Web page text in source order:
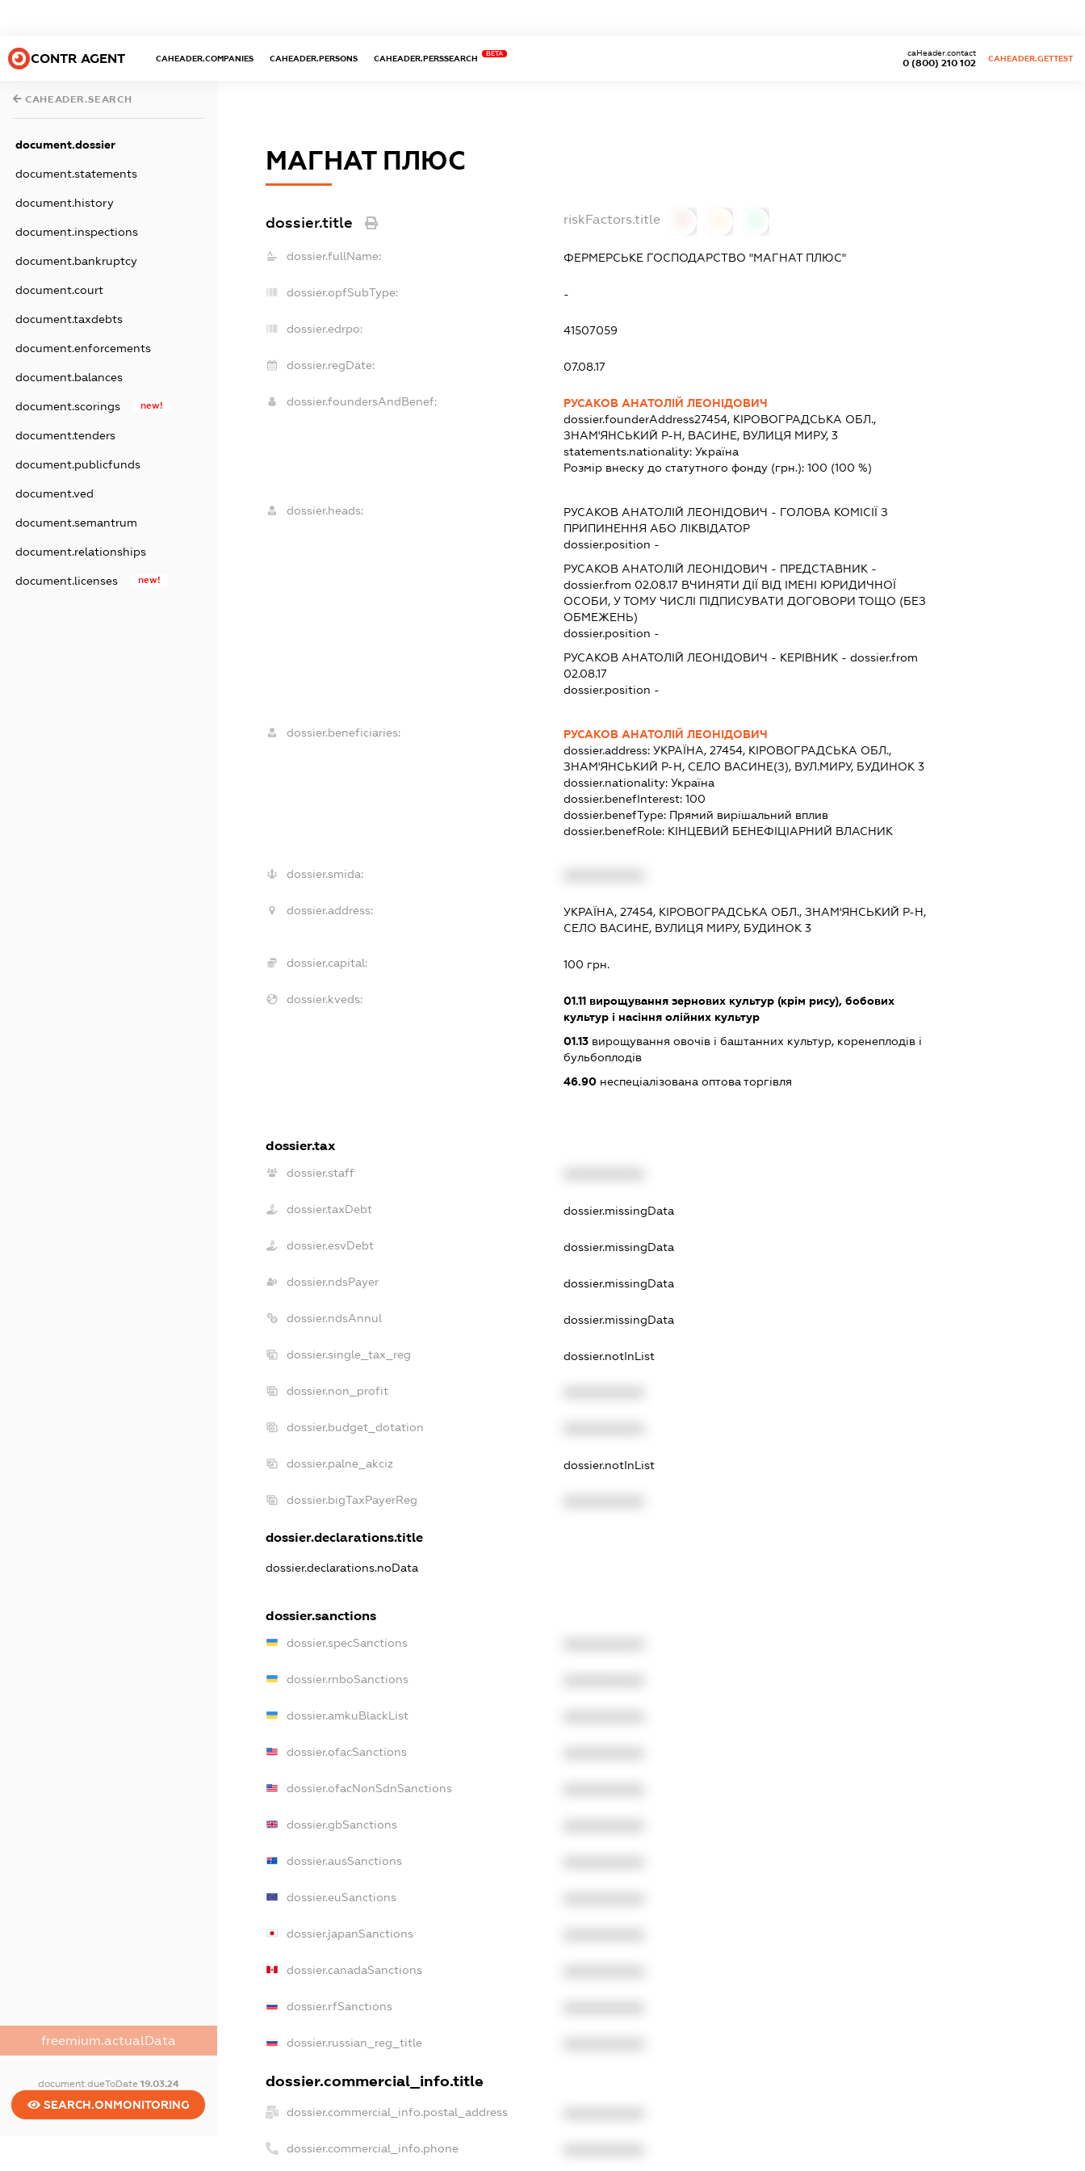
CONTR AGENT CAHEADER.COMPANIES CAHEADER.PERSONS CAHEADER.PERSSEARCH
BETA
0 (800) 210 102
caHeader.contact
CAHEADER.GETTEST
CAHEADER.SEARCH
document.dossier
document.statements
document.history
document.inspections
document.bankruptcy
document.court
document.taxdebts
document.enforcements
document.balances
document.scorings new!
document.tenders
document.publicfunds
document.ved
document.semantrum
document.relationships
document.licenses new!
freemium.actualData
document.dueToDate 19.03.24
SEARCH.ONMONITORING
МАГНАТ ПЛЮС
dossier.title riskFactors.title
dossier.fullName: ФЕРМЕРСЬКЕ ГОСПОДАРСТВО "МАГНАТ ПЛЮС"
dossier.opfSubType: -
dossier.edrpo: 41507059
dossier.regDate: 07.08.17
dossier.foundersAndBenef:
РУСАКОВ АНАТОЛІЙ ЛЕОНІДОВИЧ
dossier.founderAddress27454, КІРОВОГРАДСЬКА ОБЛ.,
ЗНАМ'ЯНСЬКИЙ Р-Н, ВАСИНЕ, ВУЛИЦЯ МИРУ, 3
statements.nationality:Україна
Розмір внеску до статутного фонду (грн.):100 (100 %)
dossier.heads: РУСАКОВ АНАТОЛІЙ ЛЕОНІДОВИЧ - ГОЛОВА КОМІСІЇ З
ПРИПИНЕННЯ АБО ЛІКВІДАТОР
dossier.position -
РУСАКОВ АНАТОЛІЙ ЛЕОНІДОВИЧ - ПРЕДСТАВНИК -
dossier.from 02.08.17 ВЧИНЯТИ ДІЇ ВІД ІМЕНІ ЮРИДИЧНОЇ
ОСОБИ, У ТОМУ ЧИСЛІ ПІДПИСУВАТИ ДОГОВОРИ ТОЩО (БЕЗ
ОБМЕЖЕНЬ)
dossier.position -
РУСАКОВ АНАТОЛІЙ ЛЕОНІДОВИЧ - КЕРІВНИК - dossier.from
02.08.17
dossier.position -
dossier.beneficiaries:
РУСАКОВ АНАТОЛІЙ ЛЕОНІДОВИЧ
dossier.address:УКРАЇНА, 27454, КІРОВОГРАДСЬКА ОБЛ.,
ЗНАМ'ЯНСЬКИЙ Р-Н, СЕЛО ВАСИНЕ(З), ВУЛ.МИРУ, БУДИНОК 3
dossier.nationality:Україна
dossier.benefInterest:100
dossier.benefType: Прямий вирішальний вплив
dossier.benefRole: КІНЦЕВИЙ БЕНЕФІЦІАРНИЙ ВЛАСНИК
dossier.smida:
dossier.address:
УКРАЇНА, 27454, КІРОВОГРАДСЬКА ОБЛ., ЗНАМ'ЯНСЬКИЙ Р-Н,
СЕЛО ВАСИНЕ, ВУЛИЦЯ МИРУ, БУДИНОК 3
dossier.capital: 100 грн.
dossier.kveds: 01.11 вирощування зернових культур (крім рису), бобових
культур і насіння олійних культур
01.13 вирощування овочів і баштанних культур, коренеплодів і
бульбоплодів
46.90 неспеціалізована оптова торгівля
dossier.tax
dossier.staff
dossier.taxDebt dossier.missingData
dossier.esvDebt dossier.missingData
dossier.ndsPayer dossier.missingData
dossier.ndsAnnul dossier.missingData
dossier.single_tax_reg dossier.notInList
dossier.non_profit
dossier.budget_dotation
dossier.palne_akciz dossier.notInList
dossier.bigTaxPayerReg
dossier.declarations.title
dossier.declarations.noData
dossier.sanctions
dossier.specSanctions
dossier.rnboSanctions
dossier.amkuBlackList
dossier.ofacSanctions
dossier.ofacNonSdnSanctions
dossier.gbSanctions
dossier.ausSanctions
dossier.euSanctions
dossier.japanSanctions
dossier.canadaSanctions
dossier.rfSanctions
dossier.russian_reg_title
dossier.commercial_info.title
dossier.commercial_info.postal_address
dossier.commercial_info.phone